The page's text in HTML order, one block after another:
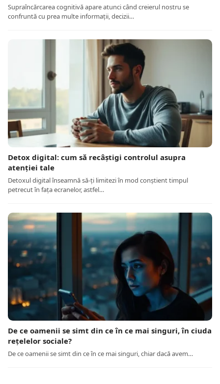
Supraîncărcarea cognitivă apare atunci când creierul nostru se
confruntă cu prea multe informații, decizii…
Detox digital: cum să recâștigi controlul asupra
atenției tale
Detoxul digital înseamnă să-ți limitezi în mod conștient timpul
petrecut în fața ecranelor, astfel…
De ce oamenii se simt din ce în ce mai singuri, în ciuda
rețelelor sociale?
De ce oamenii se simt din ce în ce mai singuri, chiar dacă avem…